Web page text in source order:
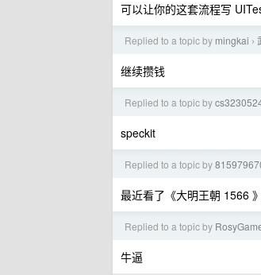
可以让你的这套流程写
Replied to a topic by mingkai ›
继续攒钱
Replied to a topic by
speckit
Replied to a topic by
最近看了《大明王朝 1566
Replied to a topic by
牛逼